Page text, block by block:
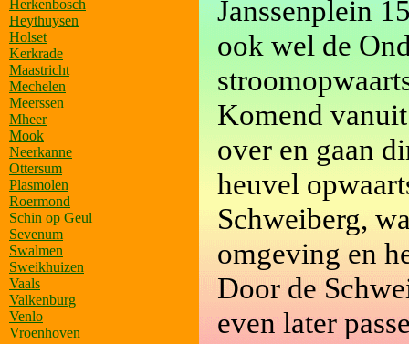
Herkenbosch
Heythuysen
Holset
Kerkrade
Maastricht
Mechelen
Meerssen
Mheer
Mook
Neerkanne
Ottersum
Plasmolen
Roermond
Schin op Geul
Sevenum
Swalmen
Sweikhuizen
Vaals
Valkenburg
Venlo
Vroenhoven
Janssenplein
ook wel de
Komend
over en gaan
heuvel
Schweiberg,
omgeving en
Door de
even later